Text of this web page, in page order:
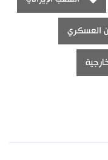
العسكري